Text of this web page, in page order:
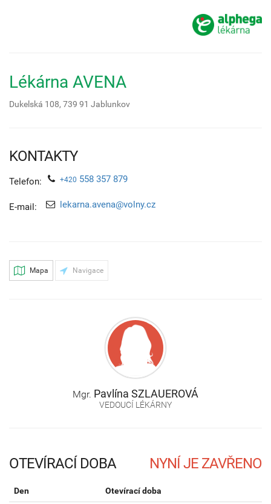
Lékárna AVENA
Dukelská 108, 739 91 Jablunkov
KONTAKTY
Telefon: +420 558 357 879
E-mail: lekarna.avena@volny.cz
Mapa Navigace
Mgr. Pavlína SZLAUEROVÁ
VEDOUCÍ LÉKÁRNY
OTEVÍRACÍ DOBA
Den Otevírací doba